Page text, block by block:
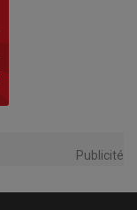
Publicité